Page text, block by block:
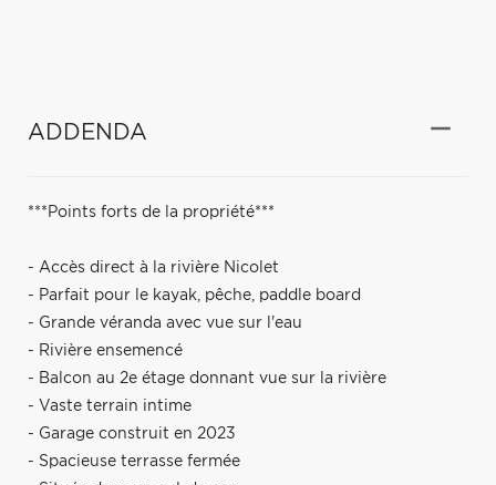
ADDENDA
***Points forts de la propriété***
- Accès direct à la rivière Nicolet
- Parfait pour le kayak, pêche, paddle board
- Grande véranda avec vue sur l'eau
- Rivière ensemencé
- Balcon au 2e étage donnant vue sur la rivière
- Vaste terrain intime
- Garage construit en 2023
- Spacieuse terrasse fermée